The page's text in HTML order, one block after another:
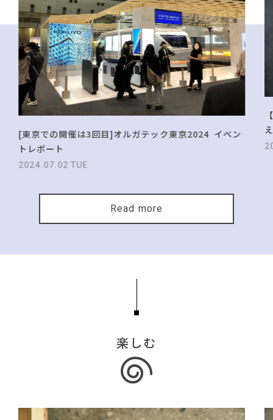
[東京での開催は3回目]オルガテック東京2024 イベン
トレポート
2024.07.02 TUE
Read more
楽しむ